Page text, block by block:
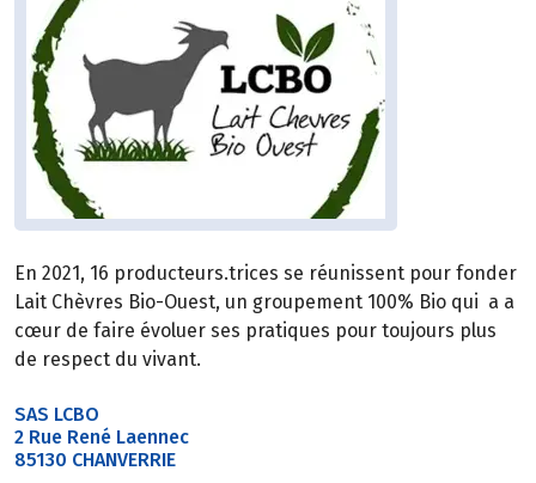
En 2021, 16 producteurs.trices se réunissent pour fonder
Lait Chèvres Bio-Ouest, un groupement 100% Bio qui a a
cœur de faire évoluer ses pratiques pour toujours plus
de respect du vivant.
SAS LCBO
2 Rue René Laennec
85130 CHANVERRIE